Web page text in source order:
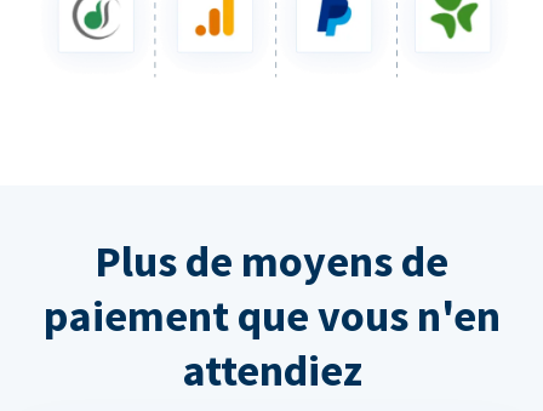
Plus de moyens de
paiement que vous n'en
attendiez